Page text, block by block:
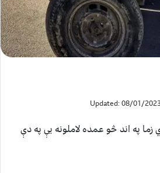
Updated: 08/01/
زما په اند څو عمده لاملونه یې په دې